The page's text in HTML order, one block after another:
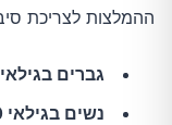
ההמלצות לצריכת
גברים בגילאי 19-50
נשים בגילאי 19-50